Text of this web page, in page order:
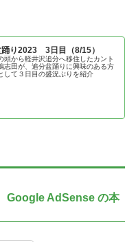
踊り2023 3日目（8/15）
頭から軽井沢追分へ移住したカント
志田が、追分盆踊りに興味のある方
して３日目の盛況ぶりを紹介
Google AdSense の本